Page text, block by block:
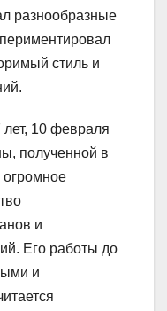
разнообразные
стиль и
10 февраля
полученной в
огромное
и
Его работы до
и